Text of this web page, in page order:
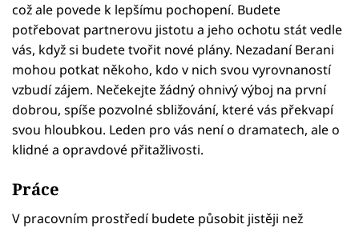
což ale povede k lepšímu pochopení. Budete
potřebovat partnerovu jistotu a jeho ochotu stát vedle
vás, když si budete tvořit nové plány. Nezadaní Berani
mohou potkat někoho, kdo v nich svou vyrovnaností
vzbudí zájem. Nečekejte žádný ohnivý výboj na první
dobrou, spíše pozvolné sbližování, které vás překvapí
svou hloubkou. Leden pro vás není o dramatech, ale o
klidné a opravdové přitažlivosti.
Práce
V pracovním prostředí budete působit jistěji než